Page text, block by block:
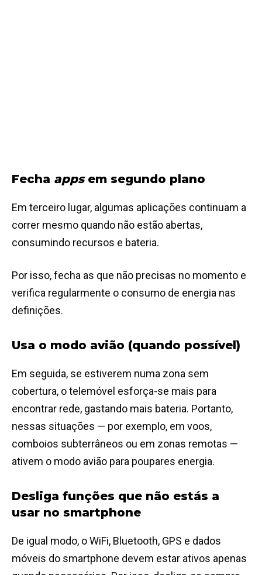
Fecha appsem segundo plano
Em terceiro lugar, algumas aplicações continuam a
correr mesmo quando não estão abertas,
consumindo recursos e bateria.
Por isso, fecha as que não precisas no momento e
verifica regularmente o consumo de energia nas
definições.
Usa o modo avião (quando possível)
Em seguida, se estiverem numa zona sem
cobertura, o telemóvel esforça-se mais para
encontrar rede, gastando mais bateria. Portanto,
nessas situações — por exemplo, em voos,
comboios subterrâneos ou em zonas remotas —
ativem o modo avião para poupares energia.
Desliga funções que não estás a
usar no smartphone
De igual modo, o WiFi, Bluetooth, GPS e dados
móveis do smartphone devem estar ativos apenas